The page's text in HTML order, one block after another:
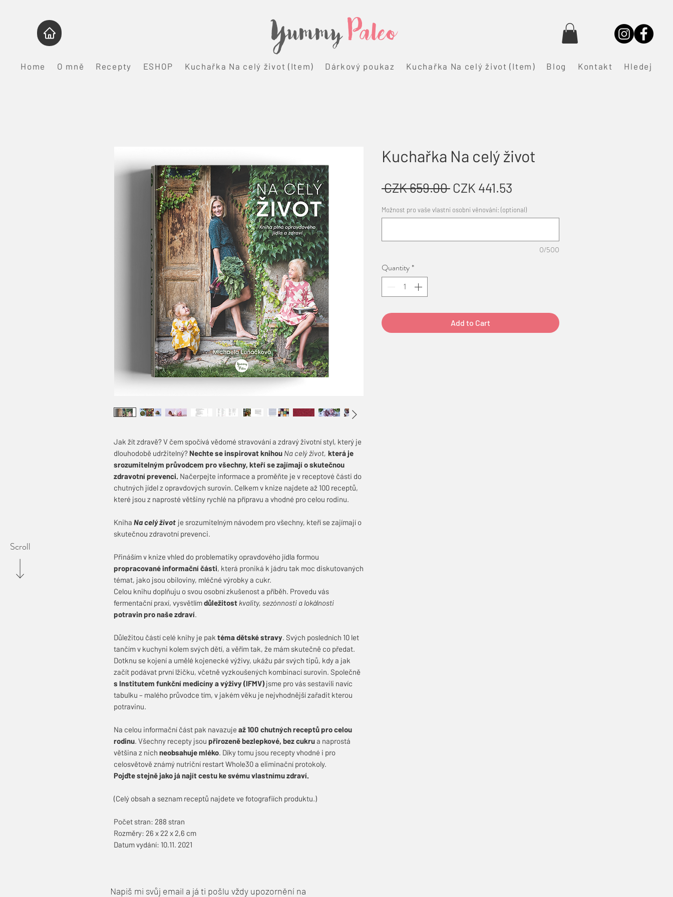
YummyPaleo
Home O mně Recepty ESHOP Kuchařka Na celý život (Item) Dárkový poukaz Kuchařka Na celý život (Item) Blog Kontakt Hledej
Scroll
Jak žít zdravě? V čem spočívá vědomé stravování a zdravý životní styl, který je
dlouhodobě udržitelný? Nechte se inspirovat knihou Na celý život, která je
srozumitelným průvodcem pro všechny, kteří se zajímají o skutečnou
zdravotní prevenci. Načerpejte informace a proměňte je v receptové části do
chutných jídel z opravdových surovin. Celkem v knize najdete až 100 receptů,
které jsou z naprosté většiny rychlé na přípravu a vhodné pro celou rodinu.
Kniha Na celý život je srozumitelným návodem pro všechny, kteří se zajímají o
skutečnou zdravotní prevenci.
Přináším v knize vhled do problematiky opravdového jídla formou
propracované informační části, která proniká k jádru tak moc diskutovaných
témat, jako jsou obiloviny, mléčné výrobky a cukr.
Celou knihu doplňuju o svou osobní zkušenost a příběh. Provedu vás
fermentační praxí, vysvětlímdůležitost kvality, sezónnosti a lokálnosti
potravinpro naše zdraví.
Důležitou částí celé knihy je pak téma dětské stravy. Svých posledních 10 let
tančím v kuchyni kolem svých dětí, a věřím tak, že mám skutečně co předat.
Dotknu se kojení a umělé kojenecké výživy, ukážu pár svých tipů, kdy a jak
začít podávat první lžičku, včetně vyzkoušených kombinací surovin. Společně
s Institutem funkční medicíny a výživy (IFMV)jsme pro vás sestavili navíc
tabulku – malého průvodce tím, v jakém věku je nejvhodnější zařadit kterou
potravinu.
Na celou informační část pak navazuje až 100 chutných receptů pro celou
rodinu. Všechny recepty jsou přirozeně bezlepkové, bez cukrua naprostá
většina z nich neobsahuje mléko. Díky tomu jsou recepty vhodné i pro
celosvětově známý nutriční restart Whole30 a eliminační protokoly.
Pojďte stejně jako já najít cestu ke svému vlastnímu zdraví.
(Celý obsah a seznam receptů najdete ve fotografiích produktu.)
Počet stran: 288 stran
Rozměry: 26 x 22 x 2,6 cm
Datum vydání: 10.11. 2021
Kuchařka Na celý život
CZK 659.00 Regular
CZK 441.53
Price
Možnost pro vaše vlastní osobní věnování: (optional)
0/500
Quantity*
Add to Cart
Napiš mi svůj email a já ti pošlu vždy upozornění na